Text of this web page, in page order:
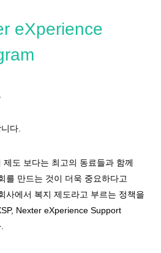
eXperience
다.
도 보다는 최고의 동료들과 함께
를 만드는 것이 더욱 중요하다고
사에서 복지 제도라고 부르는 정책을
Nexter eXperience Support